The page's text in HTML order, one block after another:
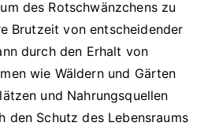
des Rotschwänzchens zu
Brutzeit von entscheidender
durch den Erhalt von
wie Wäldern und Gärten
und Nahrungsquellen
den Schutz des Lebensraums